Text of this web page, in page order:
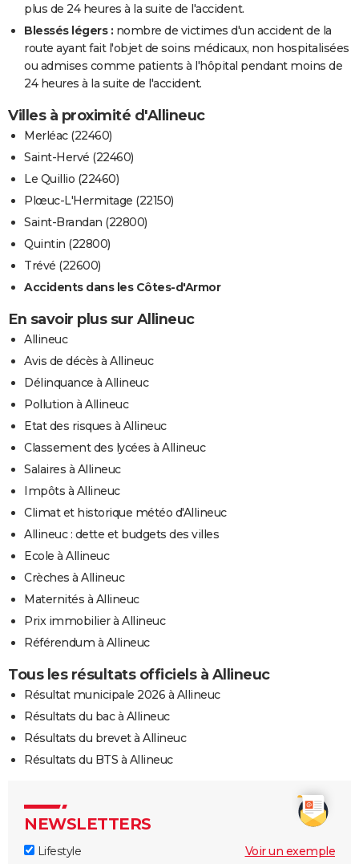
plus de 24 heures à la suite de l'accident.
Blessés légers : nombre de victimes d'un accident de la
route ayant fait l'objet de soins médicaux, non hospitalisées
ou admises comme patients à l'hôpital pendant moins de
24 heures à la suite de l'accident.
Villes à proximité d'Allineuc
Merléac (22460)
Saint-Hervé (22460)
Le Quillio (22460)
Plœuc-L'Hermitage (22150)
Saint-Brandan (22800)
Quintin (22800)
Trévé (22600)
Accidents dans les Côtes-d'Armor
En savoir plus sur Allineuc
Allineuc
Avis de décès à Allineuc
Délinquance à Allineuc
Pollution à Allineuc
Etat des risques à Allineuc
Classement des lycées à Allineuc
Salaires à Allineuc
Impôts à Allineuc
Climat et historique météo d'Allineuc
Allineuc : dette et budgets des villes
Ecole à Allineuc
Crèches à Allineuc
Maternités à Allineuc
Prix immobilier à Allineuc
Référendum à Allineuc
Tous les résultats officiels à Allineuc
Résultat municipale 2026 à Allineuc
Résultats du bac à Allineuc
Résultats du brevet à Allineuc
Résultats du BTS à Allineuc
NEWSLETTERS
Lifestyle
Voir un exemple